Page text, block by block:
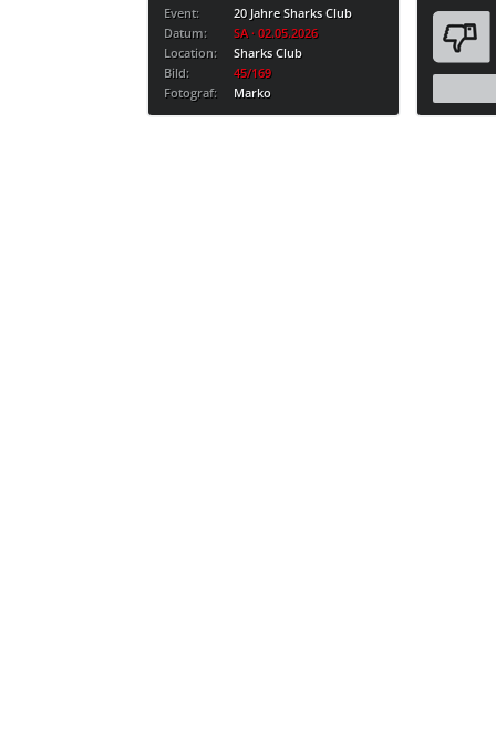
Event:
20 Jahre Sharks Club
Datum:
SA · 02.05.2026
Location:
Sharks Club
Bild:
45/169
Fotograf:
Marko